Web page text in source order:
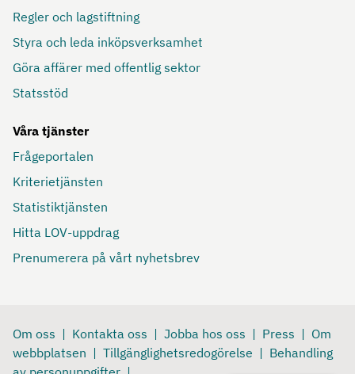
Regler och lagstiftning
Styra och leda inköpsverksamhet
Göra affärer med offentlig sektor
Statsstöd
Våra tjänster
Frågeportalen
Kriterietjänsten
Statistiktjänsten
Hitta LOV-uppdrag
Prenumerera på vårt nyhetsbrev
Om oss Kontakta oss Jobba hos oss Press
Om
webbplatsen
Tillgänglighetsredogörelse
Behandling